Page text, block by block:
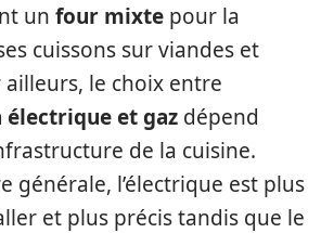
un four mixte pour la
cuissons sur viandes et
ailleurs, le choix entre
et gaz dépend
de la cuisine.
générale, l’électrique est plus
et plus précis tandis que le